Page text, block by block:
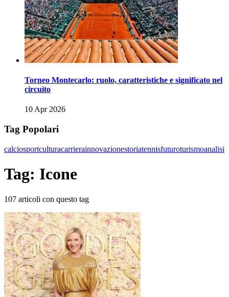
Torneo Montecarlo: ruolo, caratteristiche e significato nel
circuito
10 Apr 2026
Tag Popolari
calciosportculturacarrierainnovazionestoriatennisfuturoturismoanalisi
Tag: Icone
107 articoli con questo tag